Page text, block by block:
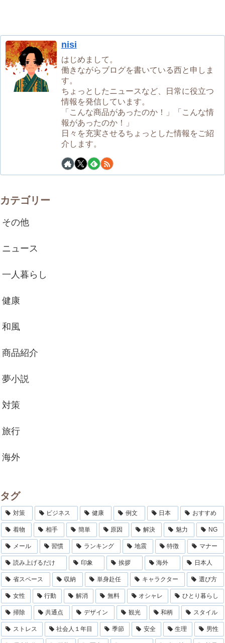
nisi
はじめまして。
働きながらブログを書いている西と申しま
す。
ちょっとしたニュースなど、日常に役立つ
情報を発信しています。
「こんな商品があったのか！」「こんな情
報があったのか！」
日々を充実させるちょっとした情報をご紹
介します。
カテゴリー
その他
ニュース
一人暮らし
健康
和風
商品紹介
夢小説
対策
旅行
海外
タグ
対策 ビジネス 健康 例文 日本 おすすめ
着物 相手 簡単 原因 解決 魅力 NG
メール 習慣 ランキング 地震 特徴 マナー
読み上げるだけ 印象 挨拶 海外 日本人
省スペース 収納 単身赴任 キャラクター 選び方
女性 行動 解消 無料 オシャレ ひとり暮らし
掃除 共通点 デザイン 観光 和柄 スタイル
ストレス 社会人１年目 季節 安全 生理 男性